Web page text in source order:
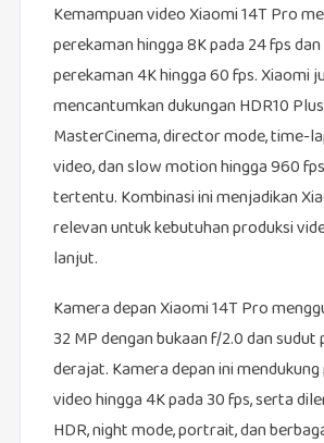
Kemampuan video Xiaomi 14T Pro
perekaman hingga 8K pada 24 fps
perekaman 4K hingga 60 fps. Xiaomi
mencantumkan dukungan HDR10
MasterCinema, director mode, time-
video, dan slow motion hingga 960
tertentu. Kombinasi ini menjadikan
relevan untuk kebutuhan produksi
lanjut.
Kamera depan Xiaomi 14T Pro
32 MP dengan bukaan f/2.0 dan sudut
derajat. Kamera depan ini
video hingga 4K pada 30 fps, serta
HDR, night mode, portrait, dan